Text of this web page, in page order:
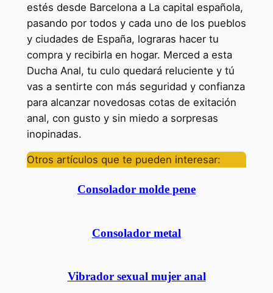
estés desde Barcelona a La capital española,
pasando por todos y cada uno de los pueblos
y ciudades de España, lograras hacer tu
compra y recibirla en hogar. Merced a esta
Ducha Anal, tu culo quedará reluciente y tú
vas a sentirte con más seguridad y confianza
para alcanzar novedosas cotas de exitación
anal, con gusto y sin miedo a sorpresas
inopinadas.
Otros artículos que te pueden interesar:
Consolador molde pene
Consolador metal
Vibrador sexual mujer anal